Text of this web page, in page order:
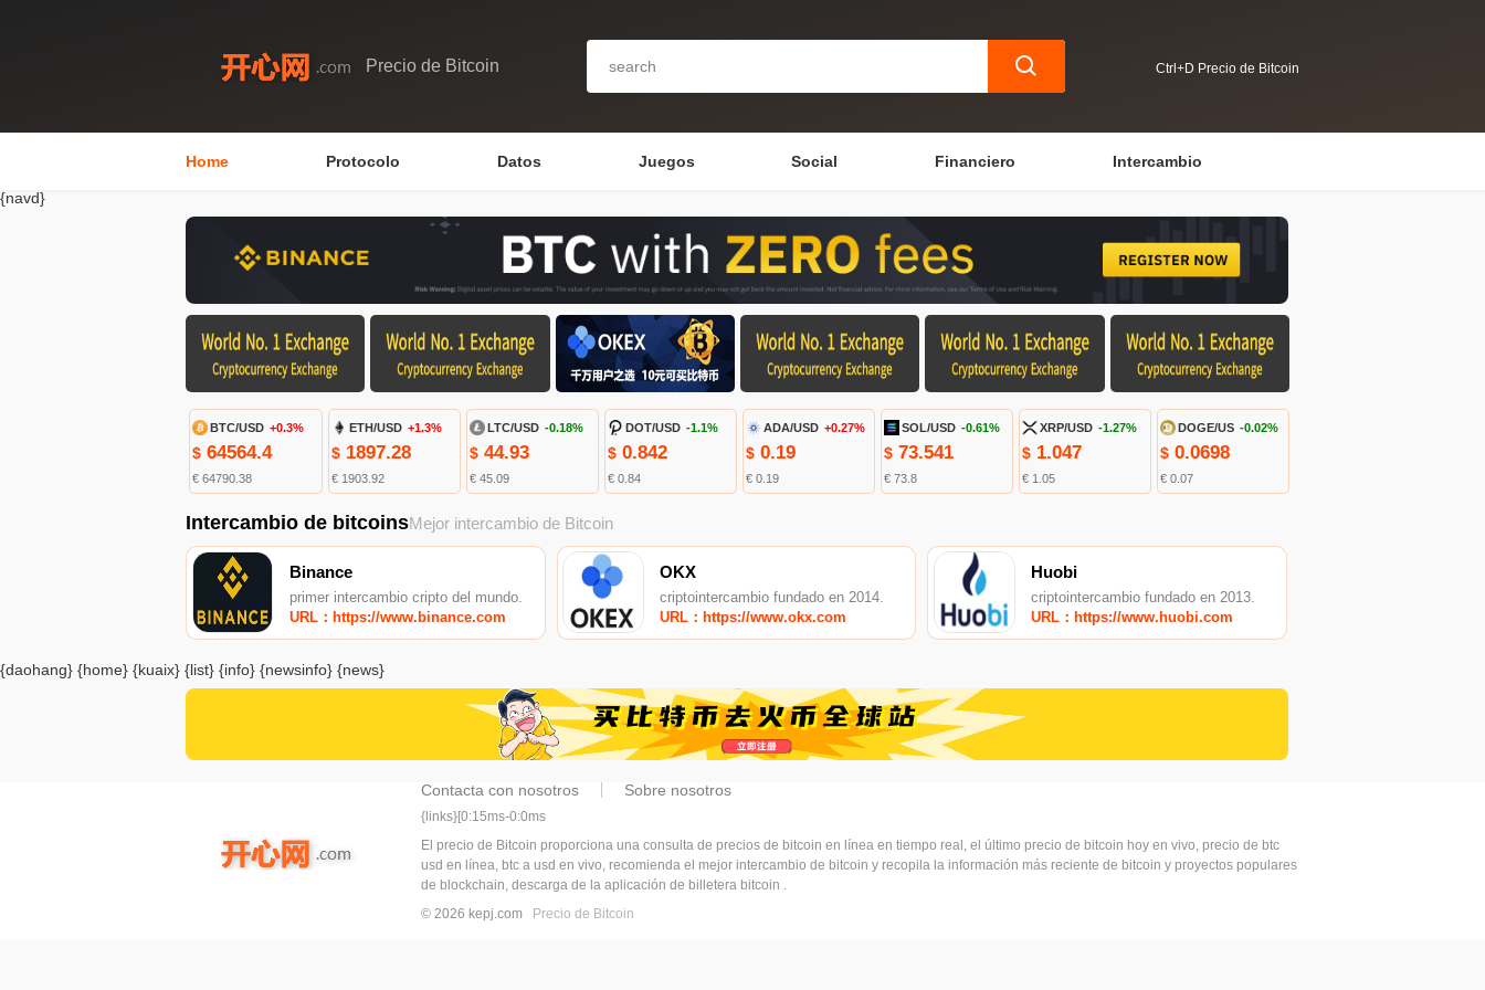
Precio de Bitcoin Ctrl+D Precio de Bitcoin
Home Protocolo Datos Juegos Social Financiero Intercambio
{navd}
BTC/USD +0.3%
$ 64564.4
€ 64790.38
ETH/USD +1.3%
$1897.28
€ 1903.92
LTC/USD -0.18%
$44.93
€ 45.09
DOT/USD -1.1%
$0.842
€ 0.84
ADA/USD +0.27%
$0.19
€ 0.19
SOL/USD -0.61%
$ 73.541
€ 73.8
XRP/USD -1.27%
$ 1.047
€ 1.05
DOGE/US -0.02%
$ 0.0698
€ 0.07
Intercambio de bitcoinsMejor intercambio de Bitcoin
Binance
primer intercambio cripto del mundo.
URL：https://www.binance.com
OKX
criptointercambio fundado en 2014.
URL：https://www.okx.com
Huobi
criptointercambio fundado en 2013.
URL：https://www.huobi.com
{daohang} {home} {kuaix} {list} {info} {newsinfo} {news}
Contacta con nosotros Sobre nosotros
{links}[0:15ms-0:0ms
El precio de Bitcoin proporciona una consulta de precios de bitcoin en línea en tiempo real, el último precio de bitcoin hoy en vivo, precio de btc
usd en línea, btc a usd en vivo, recomienda el mejor intercambio de bitcoin y recopila la información más reciente de bitcoin y proyectos populares
de blockchain, descarga de la aplicación de billetera bitcoin .
© 2026 kepj.com
Precio de Bitcoin